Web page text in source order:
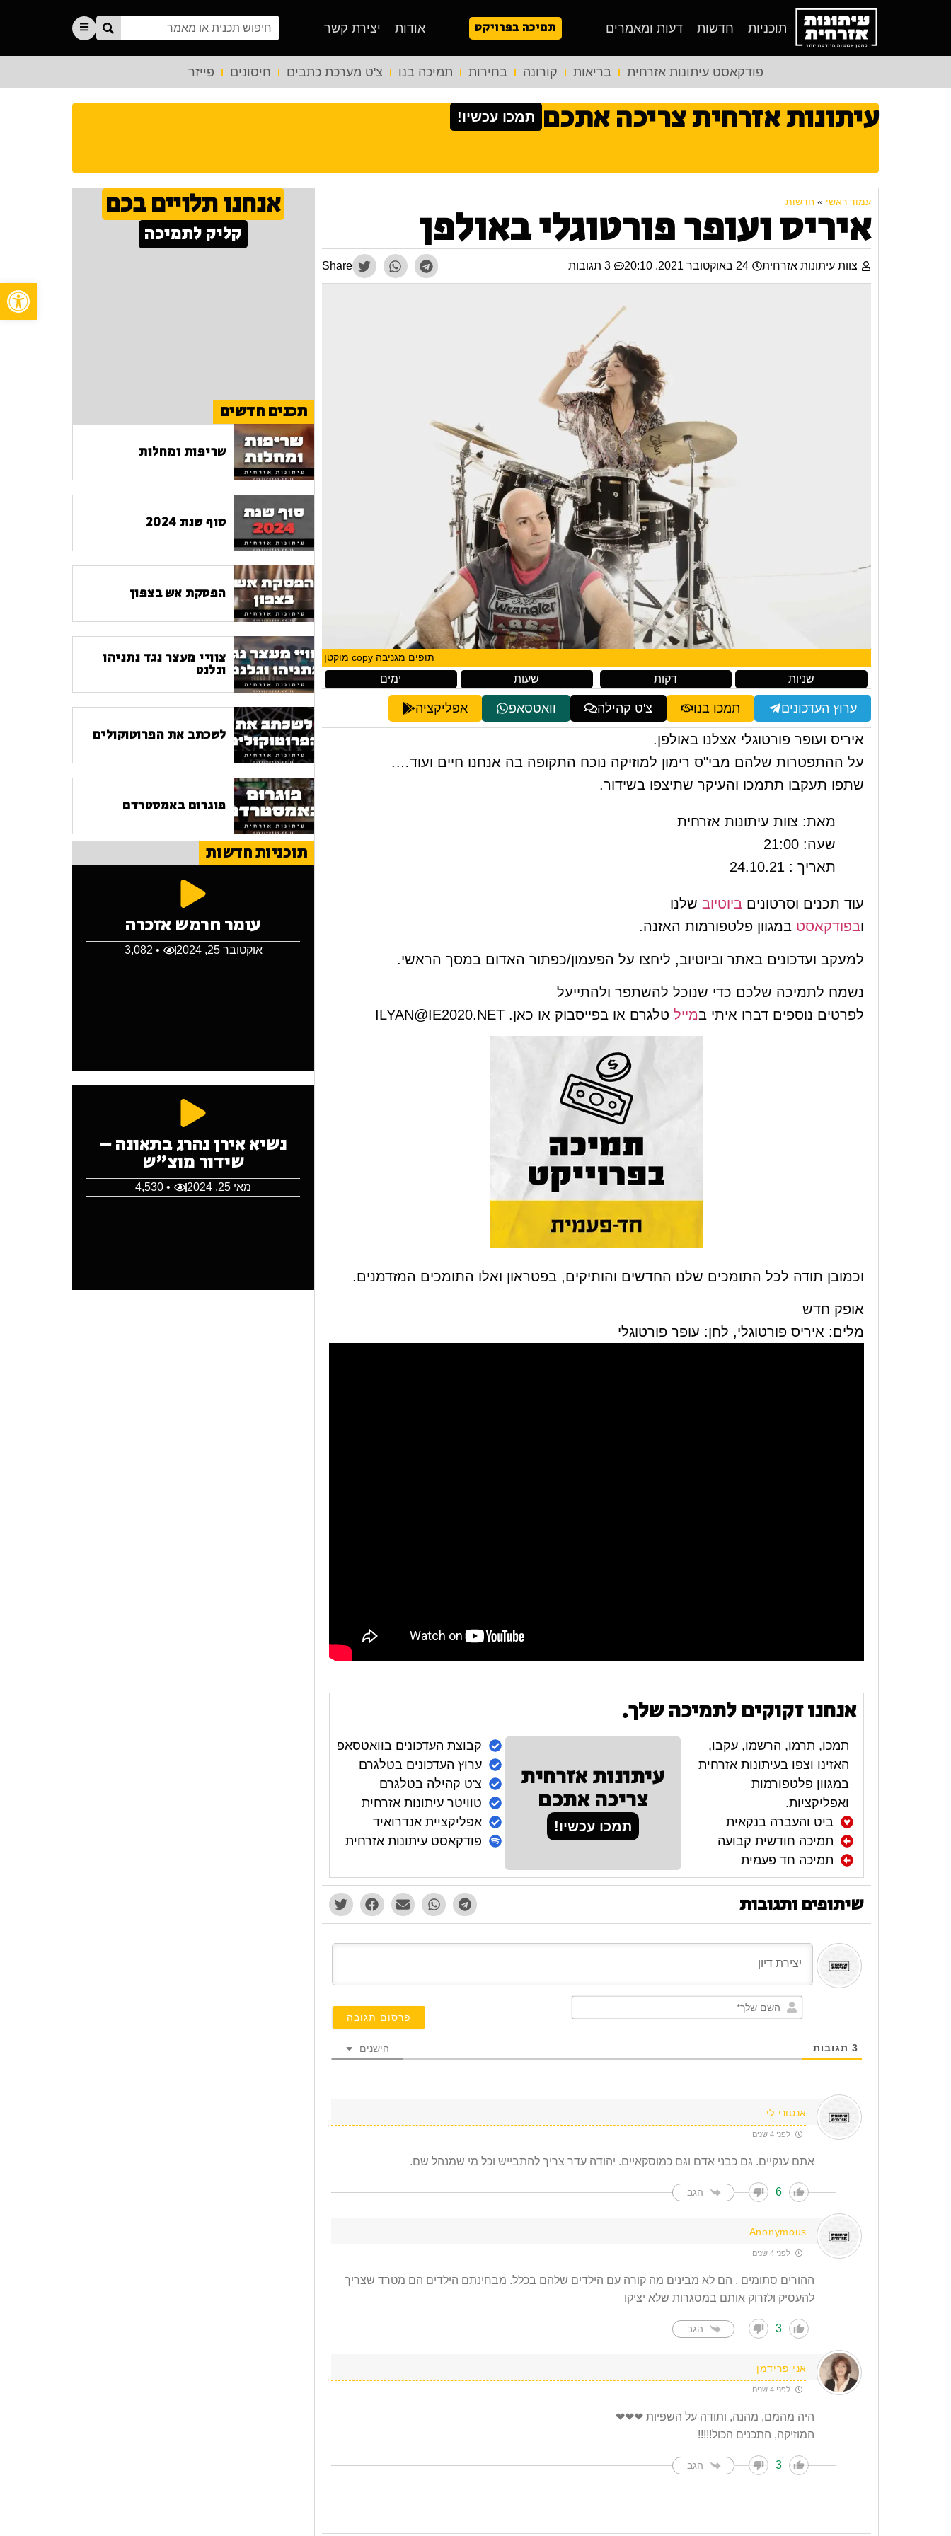
תוכניות חדשות דעות ומאמרים תמיכה בפרויקט אודות יצירת קשר
פודקאסט עיתונות אזרחית בריאות קורונה בחירות תמיכה בנו צ'ט מערכת כתבים חיסונים פייזר
עיתונות אזרחית צריכה אתכם תמכו עכשיו!
עמוד ראשי » חדשות
איריס ועופר פורטוגלי באולפן
צוות עיתונות אזרחית 24 באוקטובר 2021. 20:10 3 תגובות Share
תופים מגניבה copy מוקטן
ימים שעות דקות שניות
ערוץ העדכונים תמכו בנו צ'ט קהילה וואטסאפ אפליקציה
איריס ועופר פורטוגלי אצלנו באולפן.
על ההתפטרות שלהם מבי"ס רימון למוזיקה נוכח התקופה בה אנחנו חיים ועוד….
שתפו תעקבו תתמכו והעיקר שתיצפו בשידור.
מאת: צוות עיתונות אזרחית
שעה: 21:00
תאריך : 24.10.21
עוד תכנים וסרטונים ביוטיוב שלנו
ובפודקאסט במגוון פלטפורמות האזנה.
למעקב ועדכונים באתר וביוטיוב, ליחצו על הפעמון/כפתור האדום במסך הראשי.
נשמח לתמיכה שלכם כדי שנוכל להשתפר ולהתייעל
לפרטים נוספים דברו איתי במייל טלגרם או בפייסבוק או כאן. ILYAN@IE2020.NET
וכמובן תודה לכל התומכים שלנו החדשים והותיקים, בפטראון ואלו התומכים המזדמנים.
אופק חדש
מלים: איריס פורטוגלי, לחן: עופר פורטוגלי
אנחנו זקוקים לתמיכה שלך.
תמכו, תרמו, הרשמו, עקבו,
האזינו וצפו בעיתונות אזרחית
במגוון פלטפורמות
ואפליקציות.
ביט והעברה בנקאית
תמיכה חודשית קבועה
תמיכה חד פעמית
עיתונות אזרחית
צריכה אתכם
תמכו עכשיו!
קבוצת העדכונים בוואטסאפ
ערוץ העדכונים בטלגרם
צ'ט קהילה בטלגרם
טוויטר עיתונות אזרחית
אפליקציית אנדרואיד
פודקאסט עיתונות אזרחית
שיתופים ותגובות
השם
3 תגובות הישנים
אנטוני לי
לפני 4 שנים
אתם ענקיים. גם כבני אדם וגם כמוסקאיים. יהודה עדר צריך להתבייש וכל מי שמנהל שם.
6 הגב
Anonymous
לפני 4 שנים
ההורים סתומים . הם לא מבינים מה קורה עם הילדים שלהם בכלל. מבחינתם הילדים הם מטרד שצריך
להעסיק ולזרוק אותם במסגרות שלא יציקו
3 הגב
אני פרידמן
לפני 4 שנים
היה מהמם, מהנה, ותודה על השפיות ❤❤❤
המוזיקה, התכנים הכול!!!!!
3 הגב
אנחנו תלויים בכם
קליק לתמיכה
תכנים חדשים
שריפות ומחלות
סוף שנת 2024
הפסקת אש בצפון
צוויי מעצר נגד נתניהו
וגלנט
לשכתב את הפרוטוקולים
פוגרום באמסטרדם
תוכניות חדשות
עומר חרמש אזכרה
אוקטובר 25, 2024 • 3,082
נשיא אירן נהרג בתאונה –
שידור מוצ"ש
מאי 25, 2024 • 4,530